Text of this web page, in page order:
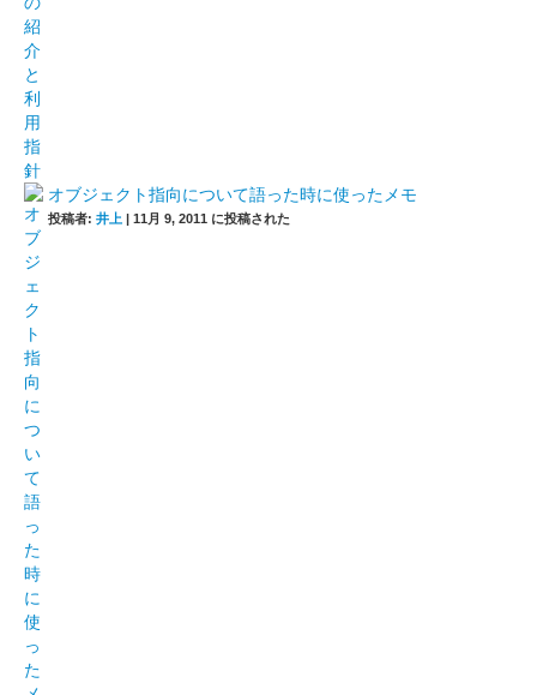
オブジェクト指向について語った時に使ったメモ
投稿者: 井上 | 11月 9, 2011 に投稿された